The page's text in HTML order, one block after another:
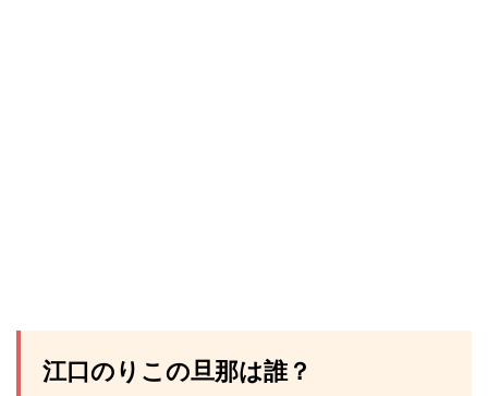
江口のりこの旦那は誰？